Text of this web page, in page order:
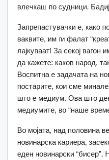
влечкаш по судници.
Запрепастувачки е, како
ваквите, им ги фалат
лајкуваат! За секој
да кажете: каков народ,
Воспитна е задачата на
постарите, кои сме
што е медиум. Ова што
медиумите, во “наше
Во мојата, над половина
новинарска кариера,
еден новинарски “бисер”.